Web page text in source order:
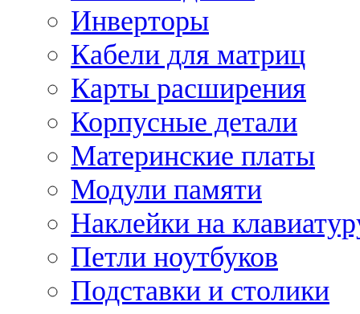
Инверторы
Кабели для матриц
Карты расширения
Корпусные детали
Материнские платы
Модули памяти
Наклейки на
Петли ноутбуков
Подставки и столики